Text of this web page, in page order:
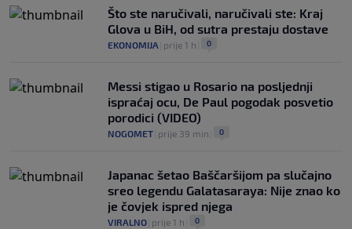
Što ste naručivali, naručivali ste: Kraj
Glova u BiH, od sutra prestaju dostave
EKONOMIJA prije 1 h 0
Messi stigao u Rosario na posljednji
ispraćaj ocu, De Paul pogodak posvetio
porodici (VIDEO)
NOGOMET prije 39 min 0
Japanac šetao Baščaršijom pa slučajno
sreo legendu Galatasaraya: Nije znao ko
je čovjek ispred njega
VIRALNO prije 1 h 0